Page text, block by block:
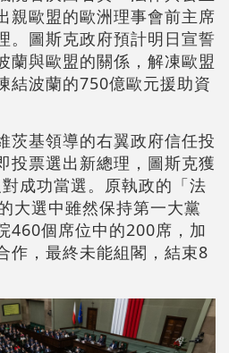
親歐盟的歐洲理事會前主席
。圖斯克政府預計明日宣誓
蘭與歐盟的關係，解凍歐盟
結波蘭的750億歐元援助資
茨基領導的右翼政府信任投
投票選出新總理，圖斯克獲
成功當選。原執政的「法
大選中雖然保持第一大黨
460個席位中的200席，加
作，最終未能組閣，結束8